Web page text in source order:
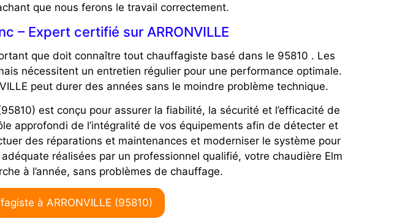
que nous ferons le travail correctement.
– Expert certifié sur ARRONVILLE
que doit connaître tout chauffagiste basé dans le 95810 . Les
nécessitent un entretien régulier pour une performance optimale.
peut durer des années sans le moindre problème technique.
est conçu pour assurer la fiabilité, la sécurité et l’efficacité de
approfondi de l’intégralité de vos équipements afin de détecter et
des réparations et maintenances et moderniser le système pour
réalisées par un professionnel qualifié, votre chaudière Elm
à l’année, sans problèmes de chauffage.
à ARRONVILLE (95810)